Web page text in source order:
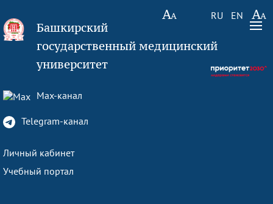
RU EN
Башкирский
государственный медицинский
университет
Max-канал
Telegram-канал
Личный кабинет
Учебный портал